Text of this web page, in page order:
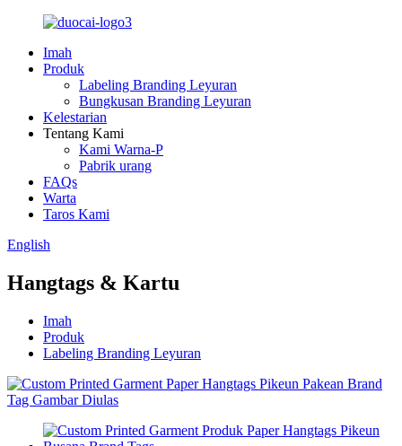
Imah
Produk
Labeling Branding Leyuran
Bungkusan Branding Leyuran
Kelestarian
Tentang Kami
Kami Warna-P
Pabrik urang
FAQs
Warta
Taros Kami
English
Hangtags & Kartu
Imah
Produk
Labeling Branding Leyuran